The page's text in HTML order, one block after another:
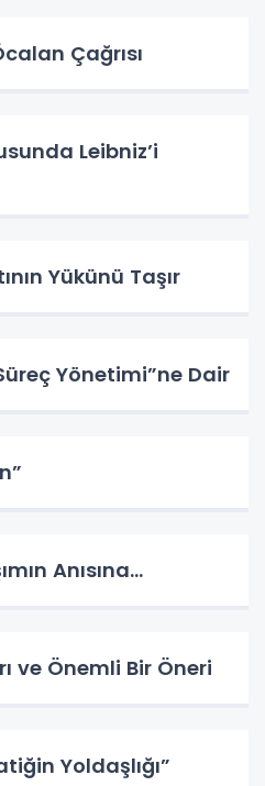
Çağrısı
Leibniz’i
Yükünü Taşır
Yönetimi”ne Dair
Anısına…
ve Önemli Bir Öneri
Yoldaşlığı”